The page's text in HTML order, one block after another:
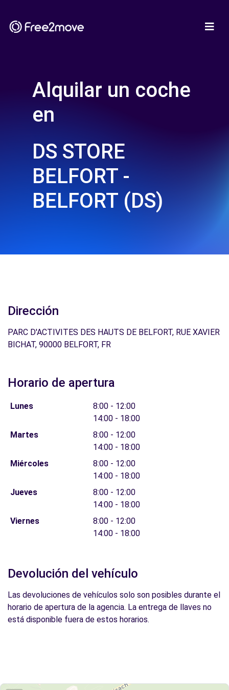
Alquilar un coche
en
DS STORE
BELFORT -
BELFORT (DS)
Dirección
PARC D'ACTIVITES DES HAUTS DE BELFORT, RUE XAVIER
BICHAT, 90000 BELFORT, FR
Horario de apertura
Lunes
8:00 - 12:00
14:00 - 18:00
Martes
8:00 - 12:00
14:00 - 18:00
Miércoles
8:00 - 12:00
14:00 - 18:00
Jueves
8:00 - 12:00
14:00 - 18:00
Viernes
8:00 - 12:00
14:00 - 18:00
Devolución del vehículo
Las devoluciones de vehículos solo son posibles durante el
horario de apertura de la agencia. La entrega de llaves no
está disponible fuera de estos horarios.